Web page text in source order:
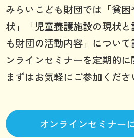
みらいこども財団では「貧
状」「児童養護施設の現状
も財団の活動内容」につい
ンラインセミナーを定期的に
まずはお気軽にご参加くださ
オンラインセミナー